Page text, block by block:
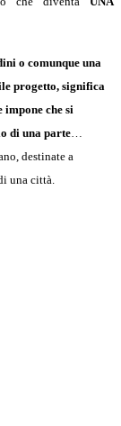
o comunque una
progetto, significa
che si
di una parte
destinate a
una città.